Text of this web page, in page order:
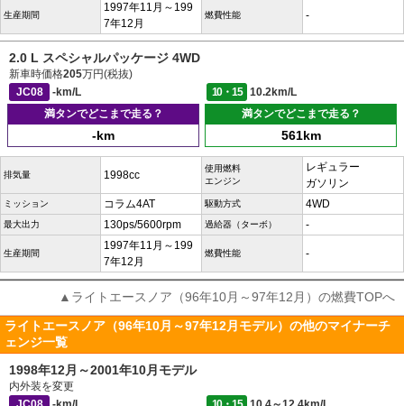
生産期間
1997年11月～199
7年12月
燃費性能 -
2.0 L スペシャルパッケージ 4WD
新車時価格205万円(税抜)
JC08
-km/L 10・15
10.2km/L
満タンでどこまで走る？
-km
満タンでどこまで走る？
561km
排気量 1998cc
使用燃料
エンジン
レギュラー
ガソリン
ミッション コラム4AT 駆動方式 4WD
最大出力 130ps/5600rpm 過給器（ターボ） -
生産期間
1997年11月～199
7年12月
燃費性能 -
▲ライトエースノア（96年10月～97年12月）の燃費TOPへ
ライトエースノア（96年10月～97年12月モデル）の他のマイナーチ
ェンジ一覧
1998年12月～2001年10月モデル
内外装を変更